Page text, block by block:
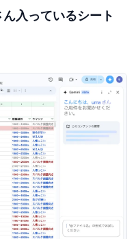
入っているシート